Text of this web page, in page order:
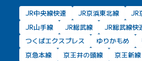
JR中央線快速 JR京浜東北線 JR
JR山手線
JR総武線
JR総武線快
つくばエクスプレス
ゆりかもめ
京急本線
京王井の頭線 京王新線